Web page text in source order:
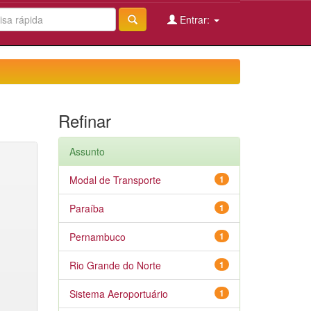
Entrar:
Refinar
Assunto
1
Modal de Transporte
1
Paraíba
1
Pernambuco
1
Rio Grande do Norte
1
Sistema Aeroportuário